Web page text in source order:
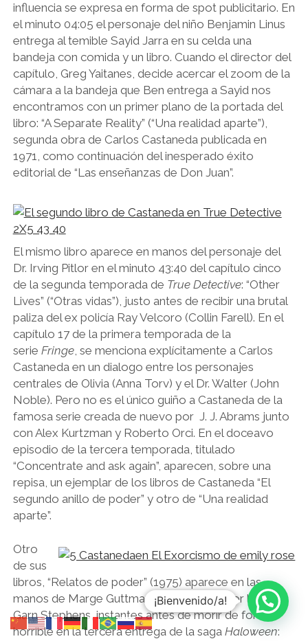
influencia se expresa en forma de spot publicitario. En
el minuto 04:05 el personaje del niño Benjamin Linus
entrega al temible Sayid Jarra en su celda una
bandeja con comida y un libro. Cuando el director del
capítulo, Greg Yaitanes, decide acercar el zoom de la
cámara a la bandeja que Ben entrega a Sayid nos
encontramos con un primer plano de la portada del
libro: “A Separate Reality” (“Una realidad aparte”),
segunda obra de Carlos Castaneda publicada en
1971, como continuación del inesperado éxito
editorial de “Las enseñanzas de Don Juan”.
El mismo libro aparece en manos del personaje del
Dr. Irving Pitlor en el minuto 43:40 del capítulo cinco
de la segunda temporada de True Detective: “Other
Lives” (“Otras vidas”), justo antes de recibir una brutal
paliza del ex policía Ray Velcoro (Collin Farell). En el
capítulo 17 de la primera temporada de la
serie Fringe, se menciona explícitamente a Carlos
Castaneda en un dialogo entre los personajes
centrales de Olivia (Anna Torv) y el Dr. Walter (John
Noble). Pero no es el único guiño a Castaneda de la
famosa serie creada de nuevo por J. J. Abrams junto
con Alex Kurtzman y Roberto Orci. En el doceavo
episodio de la tercera temporada, titulado
“Concentrate and ask again”, aparecen, sobre una
repisa, un ejemplar de los libros de Castaneda “El
segundo anillo de poder” y otro de “Una realidad
aparte”.
Otro
de sus
libros, “Relatos de poder” (1975) aparece en las
manos de Marge Guttman, interpretado por la actriz
Garn Stephens, instantes antes de morir de forma
horrible en la tercera entrega de la saga Haloween:
¡Bienvenido/a!